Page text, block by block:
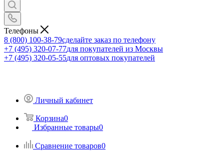
Телефоны
8 (800) 100-38-79сделайте заказ по телефону
+7 (495) 320-07-77для покупателей из Москвы
+7 (495) 320-05-55для оптовых покупателей
Личный кабинет
Корзина0
Избранные товары0
Сравнение товаров0